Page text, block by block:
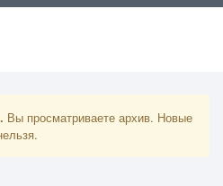
Вы просматриваете архив. Новые